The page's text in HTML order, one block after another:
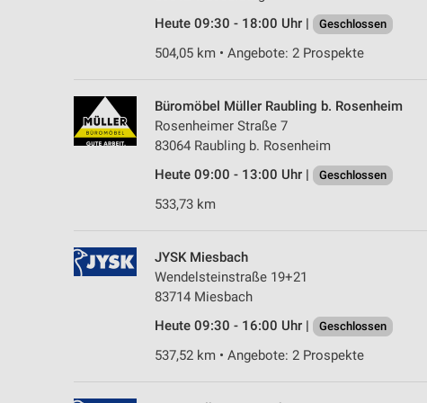
Heute 09:30 - 18:00 Uhr |
Geschlossen
504,05 km • Angebote: 2 Prospekte
Büromöbel Müller Raubling b. Rosenheim
Rosenheimer Straße 7
83064 Raubling b. Rosenheim
Heute 09:00 - 13:00 Uhr |
Geschlossen
533,73 km
JYSK Miesbach
Wendelsteinstraße 19+21
83714 Miesbach
Heute 09:30 - 16:00 Uhr |
Geschlossen
537,52 km • Angebote: 2 Prospekte